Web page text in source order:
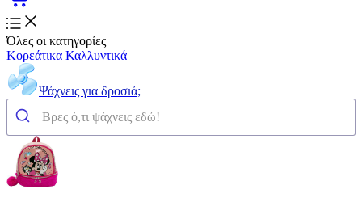
Όλες οι κατηγορίες
Κορεάτικα Καλλυντικά
Ψάχνεις για δροσιά;